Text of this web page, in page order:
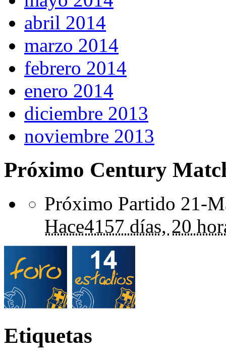
abril 2014
marzo 2014
febrero 2014
enero 2014
diciembre 2013
noviembre 2013
Próximo Century
Próximo Partido 21-
Hace4157 días, 20
Etiquetas